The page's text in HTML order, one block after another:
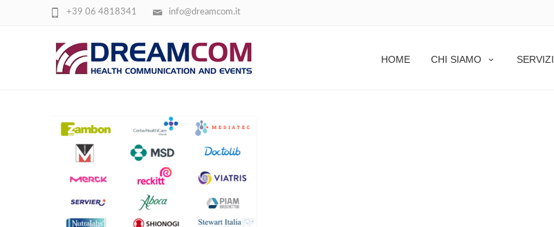
info@dreamcom.it
+39 06 4818341
HOME CHI SIAMO SERVIZI
SCREENSHOT 2026-03-24 101933